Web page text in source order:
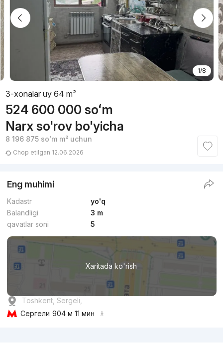
1/8
3-xonalar uy 64 m²
524 600 000 soʻm
Narx so'rov bo'yicha
8 196 875 soʻmm² uchun
Chop etilgan 12.06.2026
Eng muhimi
Kadastr
yo'q
Balandligi
3 m
qavatlar soni
5
Xaritada ko'rish
Toshkent, Sergeli,
Сергели 904 м 11 мин